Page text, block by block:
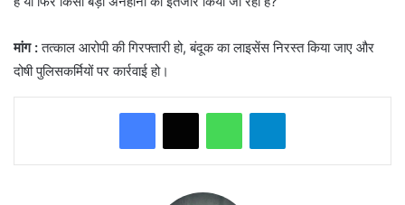
मांग :तत्काल आरोपी की गिरफ्तारी हो, बंदूक का लाइसेंस निरस्त किया जाए और
दोषी पुलिसकर्मियों पर कार्रवाई हो।
WhatsAppTelegram